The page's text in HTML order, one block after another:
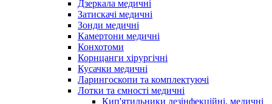
Дзеркала медичні
Затискачі медичні
Зонди медичні
Камертони медичні
Конхотоми
Корнцанги хірургічні
Кусачки медичні
Ларингоскопи та комплектуючі
Лотки та ємності медичні
Кип'ятильники дезінфекційні, медичні